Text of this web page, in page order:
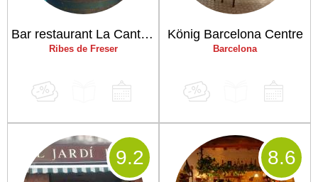
Bar restaurant La Cantina
Ribes de Freser
König Barcelona Centre
Barcelona
9.2 8.6